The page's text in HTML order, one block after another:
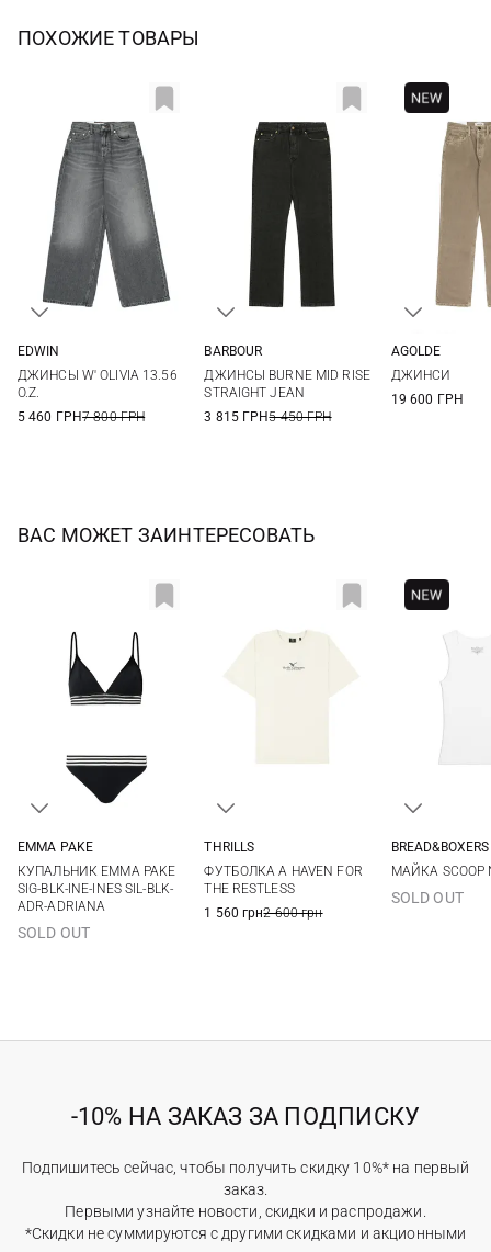
ПОХОЖИЕ ТОВАРЫ
29
EDWIN
ДЖИНСЫ W' OLIVIA 13.56
O.Z.
5 460 ГРН7 800 ГРН
16
18
BARBOUR
ДЖИНСЫ BURNE MID RISE
STRAIGHT JEAN
3 815 ГРН5 450 ГРН
AGOLDE
ДЖИНСИ
19 600 ГРН
ВАС МОЖЕТ ЗАИНТЕРЕСОВАТЬ
EMMA PAKE
КУПАЛЬНИК EMMA PAKE
SIG-BLK-INE-INES SIL-BLK-
ADR-ADRIANA
SOLD OUT
THRILLS
ФУТБОЛКА A HAVEN FOR
THE RESTLESS
1 560 грн2 600 грн
BREAD&BOXERS
МАЙКА SCOOP
SOLD OUT
-10% НА ЗАКАЗ ЗА ПОДПИСКУ
Подпишитесь сейчас, чтобы получить скидку 10%* на первый
заказ.
Первыми узнайте новости, скидки и распродажи.
*Скидки не суммируются с другими скидками и акционными